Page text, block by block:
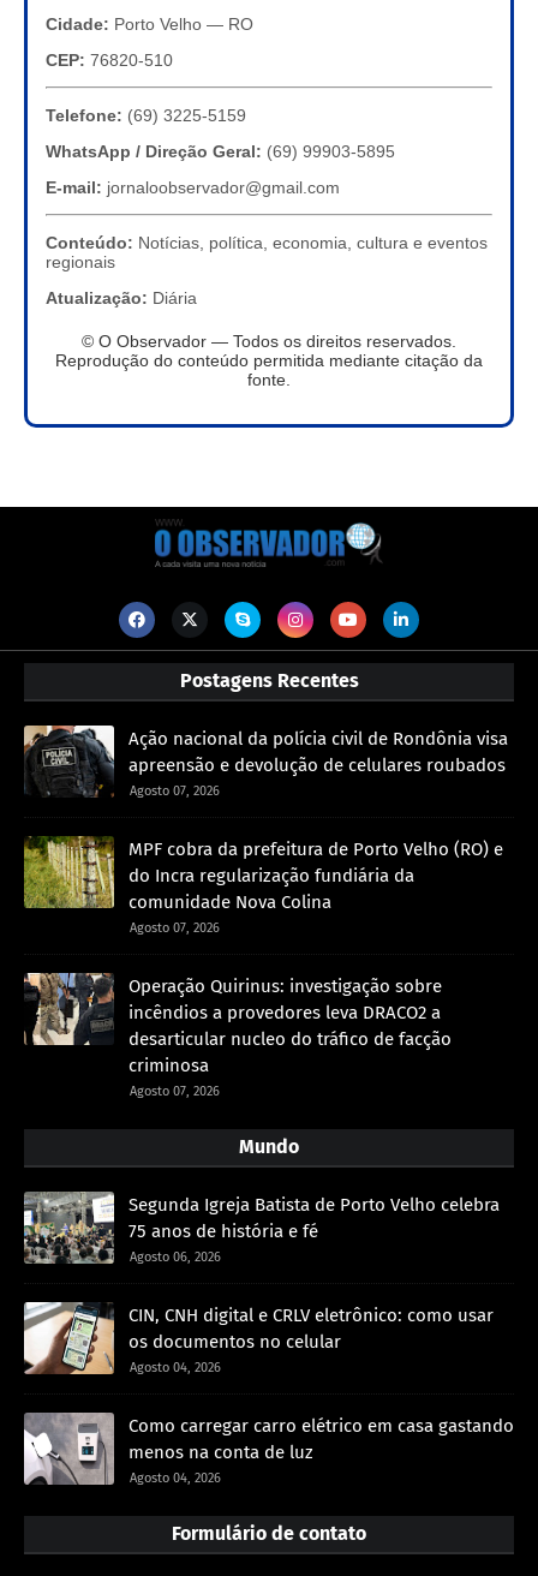
Cidade: Porto Velho — RO
CEP: 76820-510
Telefone: (69) 3225-5159
WhatsApp / Direção Geral: (69) 99903-5895
E-mail: jornaloobservador@gmail.com
Conteúdo: Notícias, política, economia, cultura e eventos
regionais
Atualização: Diária
© O Observador — Todos os direitos reservados.
Reprodução do conteúdo permitida mediante citação da
fonte.
Postagens Recentes
Ação nacional da polícia civil de Rondônia visa
apreensão e devolução de celulares roubados
Agosto 07, 2026
MPF cobra da prefeitura de Porto Velho (RO) e
do Incra regularização fundiária da
comunidade Nova Colina
Agosto 07, 2026
Operação Quirinus: investigação sobre
incêndios a provedores leva DRACO2 a
desarticular nucleo do tráfico de facção
criminosa
Agosto 07, 2026
Mundo
Segunda Igreja Batista de Porto Velho celebra
75 anos de história e fé
Agosto 06, 2026
CIN, CNH digital e CRLV eletrônico: como usar
os documentos no celular
Agosto 04, 2026
Como carregar carro elétrico em casa gastando
menos na conta de luz
Agosto 04, 2026
Formulário de contato